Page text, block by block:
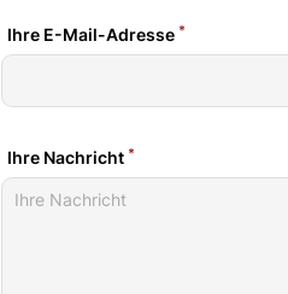
Ihre E-Mail-Adresse *
Ihre Nachricht *